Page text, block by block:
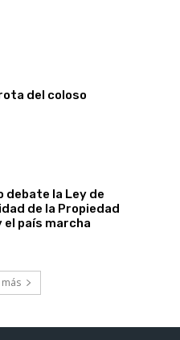
del coloso
debate la Ley de
de la Propiedad
el país marcha